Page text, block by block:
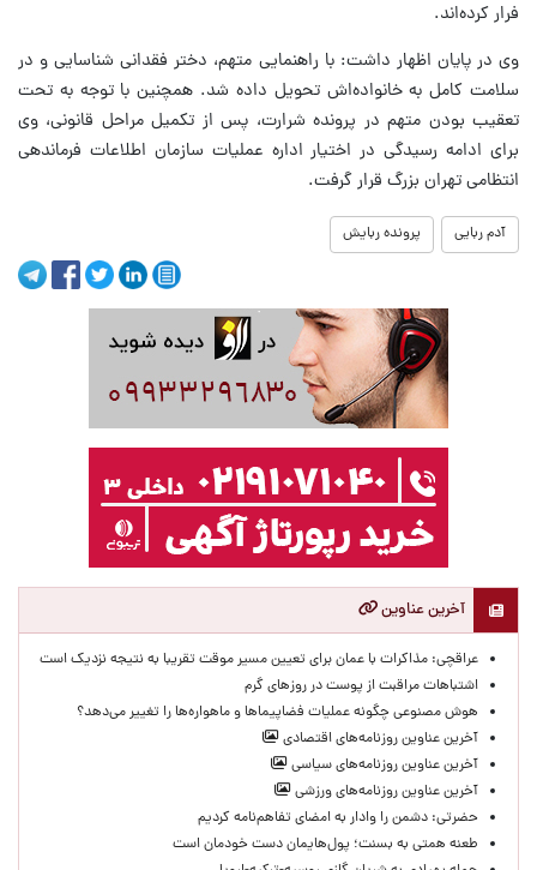
فرار کرده‌اند.
وی در پایان اظهار داشت: با راهنمایی متهم، دختر فقدانی شناسایی و در
سلامت کامل به خانواده‌اش تحویل داده شد. همچنین با توجه به تحت
تعقیب بودن متهم در پرونده شرارت، پس از تکمیل مراحل قانونی، وی
برای ادامه رسیدگی در اختیار اداره عملیات سازمان اطلاعات فرماندهی
انتظامی تهران بزرگ قرار گرفت.
آدم ربایی پرونده ربایش
آخرین عناوین
عراقچی: مذاکرات با عمان برای تعیین مسیر موقت تقریبا به نتیجه نزدیک است
اشتباهات مراقبت از پوست در روزهای گرم
هوش مصنوعی چگونه عملیات فضاپیماها و ماهواره‌ها را تغییر می‌دهد؟
آخرین عناوین روزنامه‌های اقتصادی
آخرین عناوین روزنامه‌های سیاسی
آخرین عناوین روزنامه‌های ورزشی
حضرتی: دشمن را وادار به امضای تفاهم‌نامه کردیم
طعنه همتی به بسنت؛ پول‌هایمان دست خودمان است